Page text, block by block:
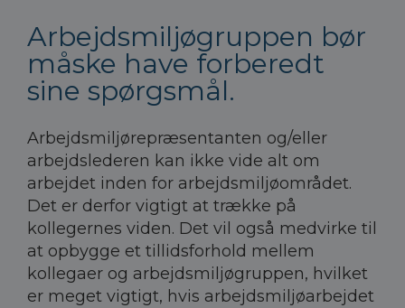
Arbejdsmiljøgruppen bør
måske have forberedt
sine spørgsmål.
Arbejdsmiljørepræsentanten og/eller
arbejdslederen kan ikke vide alt om
arbejdet inden for arbejdsmiljøområdet.
Det er derfor vigtigt at trække på
kollegernes viden. Det vil også medvirke til
at opbygge et tillidsforhold mellem
kollegaer og arbejdsmiljøgruppen, hvilket
er meget vigtigt, hvis arbejdsmiljøarbejdet